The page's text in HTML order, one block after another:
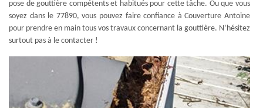
pose de gouttière compétents et habitués pour cette tâche. Ou que vous
soyez dans le 77890, vous pouvez faire confiance à Couverture Antoine
pour prendre en main tous vos travaux concernant la gouttière. N’hésitez
surtout pas à le contacter !